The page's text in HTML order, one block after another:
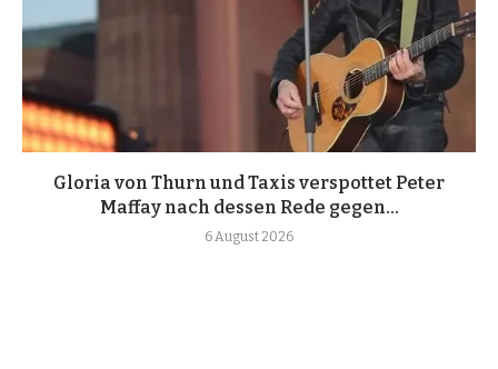
Gloria von Thurn und Taxis verspottet Peter
Maffay nach dessen Rede gegen...
6 August 2026